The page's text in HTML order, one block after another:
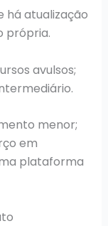
há atualização
própria.
avulsos;
menor;
em
plataforma